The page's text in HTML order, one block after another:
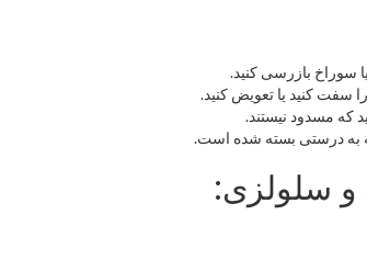
سوراخ بازرسی کنید.
سفت کنید یا تعویض کنید.
که مسدود نیستند.
به درستی بسته شده است.
و سلولزی: